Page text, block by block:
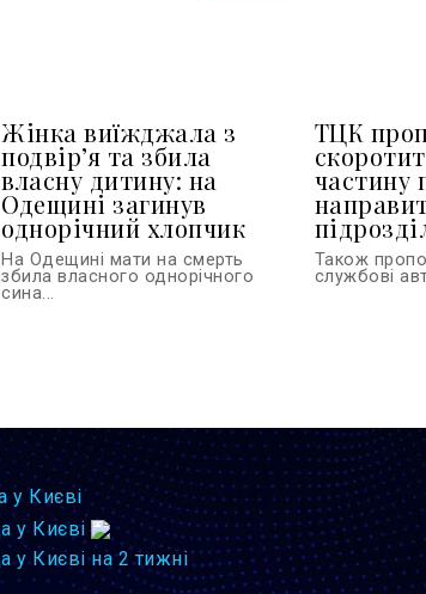
Жінка виїжджала з
подвір’я та збила
власну дитину: на
Одещині загинув
однорічний хлопчик
На Одещині мати на смерть
збила власного однорічного
сина...
ТЦК
частину
Також
службові